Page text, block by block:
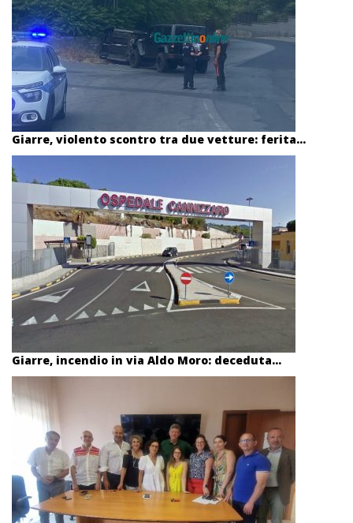
Giarre, violento scontro tra due vetture: ferita...
Giarre, incendio in via Aldo Moro: deceduta...